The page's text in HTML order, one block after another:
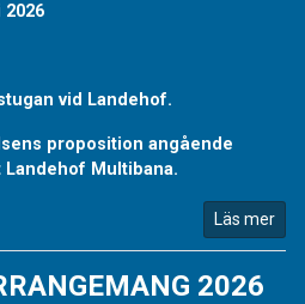
2026
vid Landehof.
proposition angående
Multibana.
Läs mer
2026